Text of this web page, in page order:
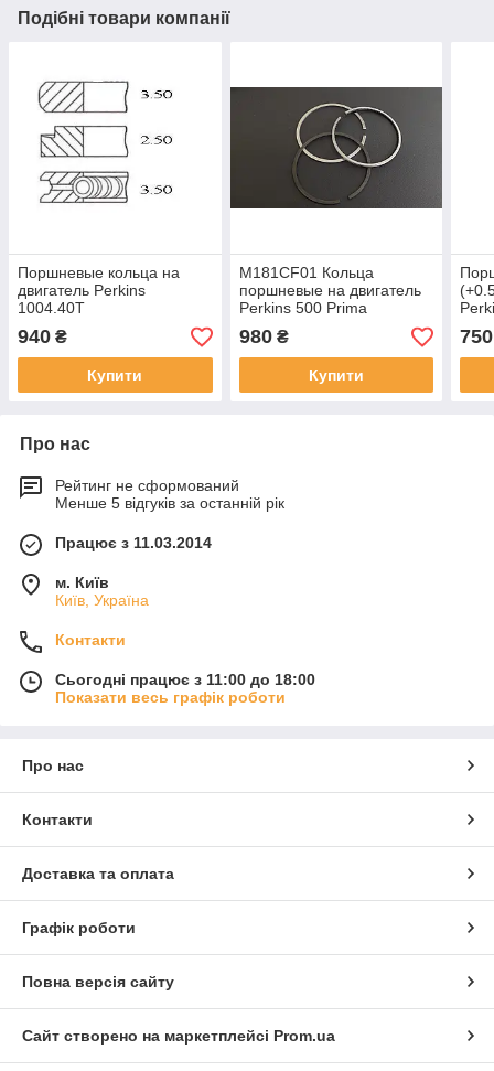
Подібні товари компанії
Поршневые кольца на
двигатель Perkins
1004.40T
940 ₴
Купити
M181CF01 Кольца
поршневые на двигатель
Perkins 500 Prima
980₴
Купити
750
Про нас
Рейтинг не сформований
Менше 5 відгуків за останній рік
Працює з 11.03.2014
м. Київ
Київ, Україна
Контакти
Сьогодні працює з 11:00 до 18:00
Показати весь графік роботи
Про нас
Контакти
Доставка та оплата
Графік роботи
Повна версія сайту
Сайт створено на маркетплейсі Prom.ua